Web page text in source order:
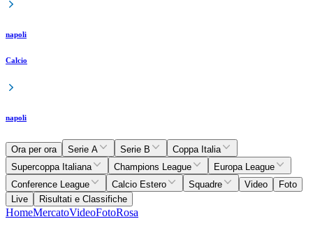
napoli
Calcio
napoli
Ora per ora Serie A Serie B
Coppa Italia
Supercoppa Italiana
Champions League
Europa League
Conference League
Calcio Estero Squadre Video
Foto
Live
Risultati e Classifiche
HomeMercatoVideoFotoRosa